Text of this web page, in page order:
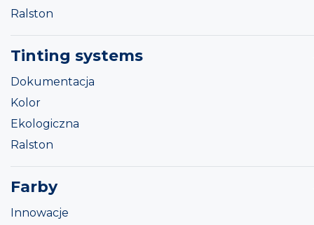
Ralston
Tinting systems
Dokumentacja
Kolor
Ekologiczna
Ralston
Farby
Innowacje